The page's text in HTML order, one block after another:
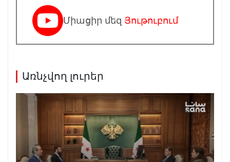
Միացիր մեզ Յութուբում
Առնչվող լուրեր